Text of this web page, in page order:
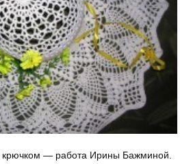
крючком — работа Ирины Бажминой.